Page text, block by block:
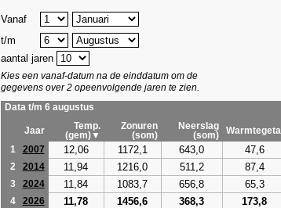
Vanaf
t/m
aantal jaren
Kies een vanaf-datum na de einddatum om de
gegevens over 2 opeenvolgende jaren te zien.
Data t/m 6 augustus
Jaar
Temp.
(gem)▼
Zonuren
(som)
Neerslag
(som)
Warmtegetal
1
2007 12,06 1172,1 643,0 47,6
2 2014 11,94 1216,0 511,2 87,4
3 2024 11,84 1083,7 656,8 65,3
4 2026 11,78 1456,6 368,3 173,8